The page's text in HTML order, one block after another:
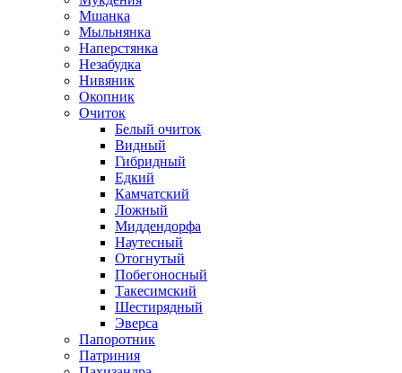
Мшанка
Мыльнянка
Наперстянка
Незабудка
Нивяник
Окопник
Очиток
Белый очиток
Видный
Гибридный
Едкий
Камчатский
Ложный
Миддендорфа
Наутесный
Отогнутый
Побегоносный
Такесимский
Шестирядный
Эверса
Папоротник
Патриния